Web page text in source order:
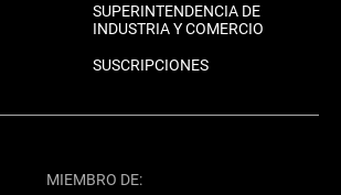
SUPERINTENDENCIA DE
INDUSTRIA Y COMERCIO
SUSCRIPCIONES
MIEMBRO DE: